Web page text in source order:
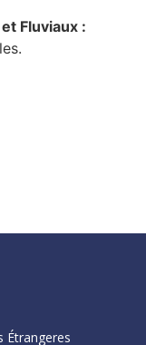
Fluviaux :
Étrangeres